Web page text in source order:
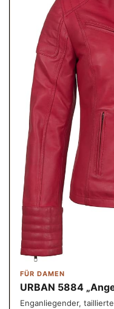
FÜR DAMEN
URBAN 5884
Enganliegender,